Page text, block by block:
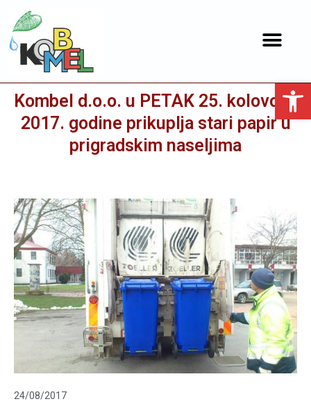
Open toolbar
Kombel d.o.o. u PETAK 25. kolovoza
2017. godine prikuplja stari papir u
prigradskim naseljima
24/08/2017